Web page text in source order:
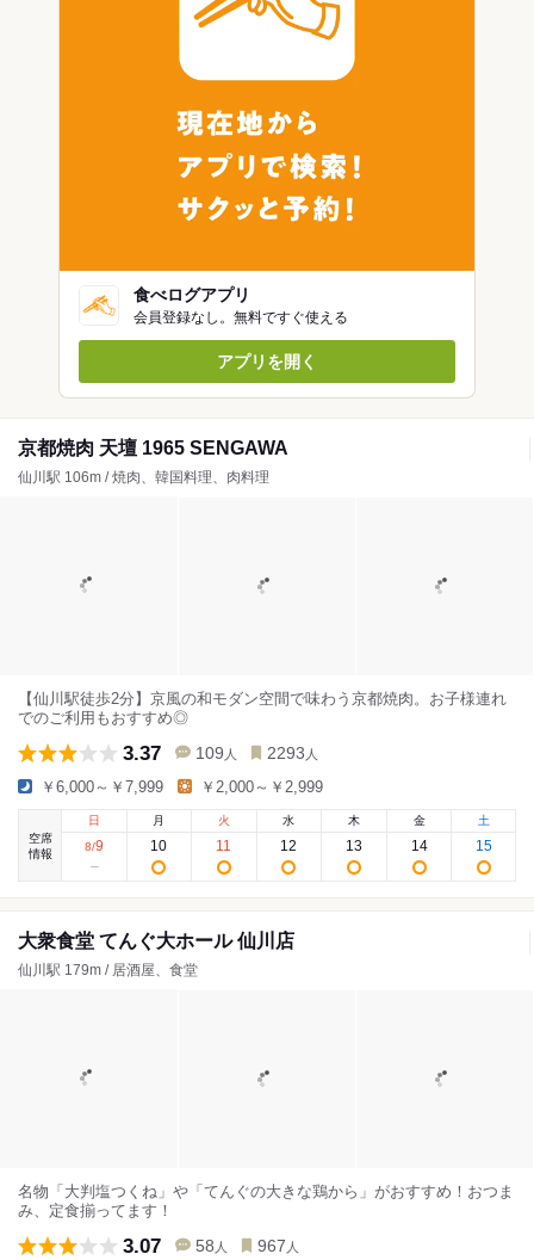
食べログアプリ
会員登録なし。無料ですぐ使える
アプリを開く
京都焼肉 天壇 1965 SENGAWA
仙川駅 106m / 焼肉、韓国料理、肉料理
【仙川駅徒歩2分】京風の和モダン空間で味わう京都焼肉。お子様連れ
でのご利用もおすすめ◎
3.37 109 人 2293 人
￥6,000～￥7,999 ￥2,000～￥2,999
空席
情報
日
8/9
月
10
火
11
水
12
木
13
金
14
土
15
大衆食堂 てんぐ大ホール 仙川店
仙川駅 179m / 居酒屋、食堂
名物「大判塩つくね」や「てんぐの大きな鶏から」がおすすめ！おつま
み、定食揃ってます！
3.07 58 人 967 人